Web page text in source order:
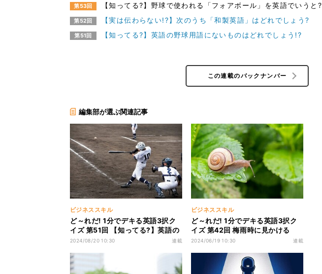
第53回 【知ってる?】野球で使われる「フォアボール」を英語でいうと?
第52回 【実は伝わらない!?】次のうち「和製英語」はどれでしょう?
第51回 【知ってる?】英語の野球用語にないものはどれでしょう!?
この連載のバックナンバー
編集部が選ぶ関連記事
ビジネススキル
ど～れだ! 1分でデキる英語3択ク
イズ 第51回 【知ってる?】英語の
野球用語にないものはどれでしょ
2024/08/20 10:30 連載
ビジネススキル
ど～れだ! 1分でデキる英語3択ク
イズ 第42回 梅雨時に見かける
「カタツムリ」! 英語でなんとい
2024/06/19 10:30 連載